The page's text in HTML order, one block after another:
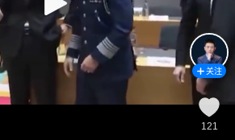
关注
121